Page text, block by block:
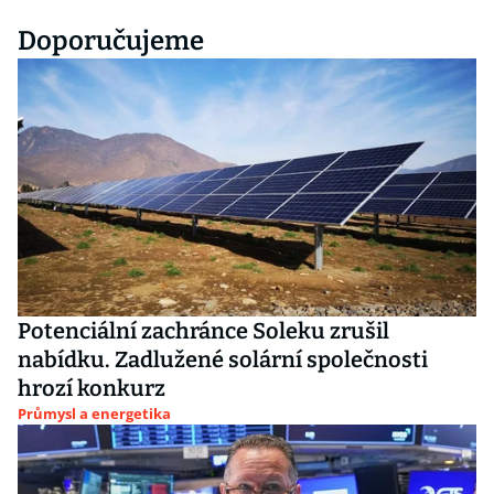
Doporučujeme
Potenciální zachránce Soleku zrušil
nabídku. Zadlužené solární společnosti
hrozí konkurz
Průmysl a energetika